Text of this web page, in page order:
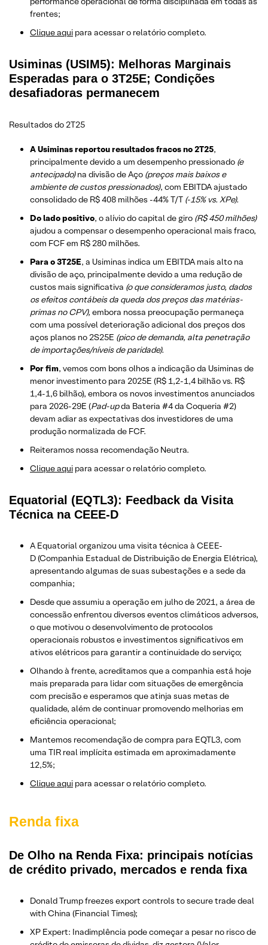
frentes;
Clique aqui para acessar o relatório completo.
Usiminas (USIM5): Melhoras Marginais
Esperadas para o 3T25E; Condições
desafiadoras permanecem
Resultados do 2T25
A Usiminas reportou resultados fracos no 2T25,
principalmente devido a um desempenho pressionado (e
antecipado)na divisão de Aço (preços mais baixos e
ambiente de custos pressionados), com EBITDA ajustado
consolidado de R$ 408 milhões -44% T/T (-15% vs. XPe).
Do lado positivo, o alívio do capital de giro (R$ 450 milhões)
ajudou a compensar o desempenho operacional mais fraco,
com FCF em R$ 280 milhões.
Para o 3T25E, a Usiminas indica um EBITDA mais alto na
divisão de aço, principalmente devido a uma redução de
custos mais significativa (o que consideramos justo, dados
os efeitos contábeis da queda dos preços das matérias-
primas no CPV), embora nossa preocupação permaneça
com uma possível deterioração adicional dos preços dos
aços planos no 2S25E (pico de demanda, alta penetração
de importações/níveis de paridade).
Por fim, vemos com bons olhos a indicação da Usiminas de
menor investimento para 2025E (R$ 1,2-1,4 bilhão vs. R$
1,4-1,6 bilhão), embora os novos investimentos anunciados
para 2026-29E (Pad-upda Bateria #4 da Coqueria #2)
devam adiar as expectativas dos investidores de uma
produção normalizada de FCF.
Reiteramos nossa recomendação Neutra.
Clique aqui para acessar o relatório completo.
Equatorial (EQTL3): Feedback da Visita
Técnica na CEEE-D
A Equatorial organizou uma visita técnica à CEEE-
D (Companhia Estadual de Distribuição de Energia Elétrica),
apresentando algumas de suas subestações e a sede da
companhia;
Desde que assumiu a operação em julho de 2021, a área de
concessão enfrentou diversos eventos climáticos adversos,
o que motivou o desenvolvimento de protocolos
operacionais robustos e investimentos significativos em
ativos elétricos para garantir a continuidade do serviço;
Olhando à frente, acreditamos que a companhia está hoje
mais preparada para lidar com situações de emergência
com precisão e esperamos que atinja suas metas de
qualidade, além de continuar promovendo melhorias em
eficiência operacional;
Mantemos recomendação de compra para EQTL3, com
uma TIR real implícita estimada em aproximadamente
12,5%;
Clique aqui para acessar o relatório completo.
Renda fixa
De Olho na Renda Fixa: principais notícias
de crédito privado, mercados e renda fixa
Donald Trump freezes export controls to secure trade deal
with China (Financial Times);
XP Expert: Inadimplência pode começar a pesar no risco de